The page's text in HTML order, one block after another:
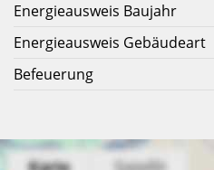
Energieausweis Baujahr
Energieausweis Gebäudeart
Befeuerung